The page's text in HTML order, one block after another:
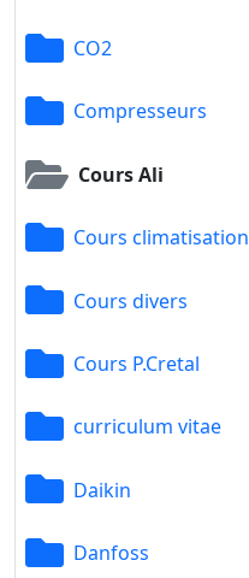
CO2
Compresseurs
Cours Ali
Cours climatisation
Cours divers
Cours P.Cretal
curriculum vitae
Daikin
Danfoss